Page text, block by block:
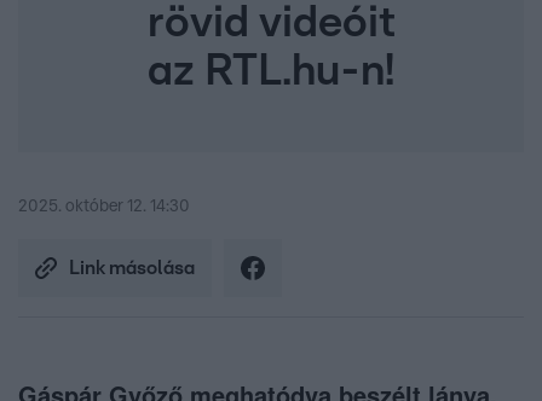
rövid videóit
az RTL.hu-n!
2025. október 12. 14:30
Link másolása